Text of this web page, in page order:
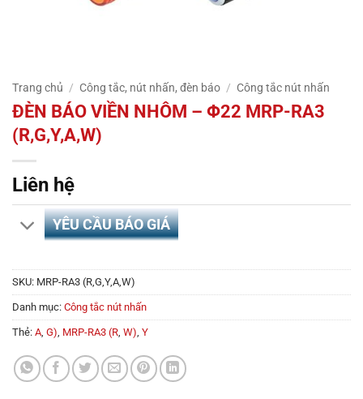
Trang chủ / Công tắc, nút nhấn, đèn báo / Công tắc nút nhấn
ĐÈN BÁO VIỀN NHÔM – Φ22 MRP-RA3
(R,G,Y,A,W)
Liên hệ
YÊU CẦU BÁO GIÁ
SKU: MRP-RA3 (R,G,Y,A,W)
Danh mục: Công tắc nút nhấn
Thẻ: A G) MRP-RA3 (R W) Y